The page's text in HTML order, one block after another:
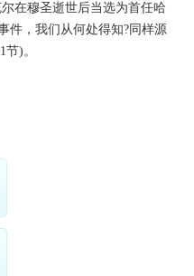
在穆圣逝世后当选为首任哈
件，我们从何处得知?同样源
)。